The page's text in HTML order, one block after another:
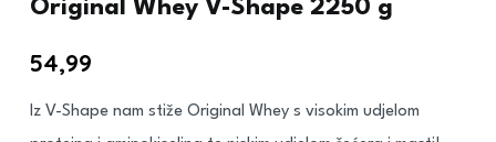
Original Whey V-Shape 2250 g
54,99
Iz V-Shape nam stiže Original Whey s visokim udjelom